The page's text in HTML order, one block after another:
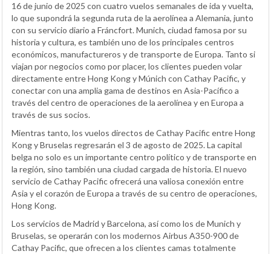
16 de junio de 2025 con cuatro vuelos semanales de ida y vuelta,
lo que supondrá la segunda ruta de la aerolínea a Alemania, junto
con su servicio diario a Fráncfort. Munich, ciudad famosa por su
historia y cultura, es también uno de los principales centros
económicos, manufactureros y de transporte de Europa. Tanto si
viajan por negocios como por placer, los clientes pueden volar
directamente entre Hong Kong y Múnich con Cathay Pacific, y
conectar con una amplia gama de destinos en Asia-Pacífico a
través del centro de operaciones de la aerolínea y en Europa a
través de sus socios.
Mientras tanto, los vuelos directos de Cathay Pacific entre Hong
Kong y Bruselas regresarán el 3 de agosto de 2025. La capital
belga no solo es un importante centro político y de transporte en
la región, sino también una ciudad cargada de historia. El nuevo
servicio de Cathay Pacific ofrecerá una valiosa conexión entre
Asia y el corazón de Europa a través de su centro de operaciones,
Hong Kong.
Los servicios de Madrid y Barcelona, así como los de Munich y
Bruselas, se operarán con los modernos Airbus A350-900 de
Cathay Pacific, que ofrecen a los clientes camas totalmente